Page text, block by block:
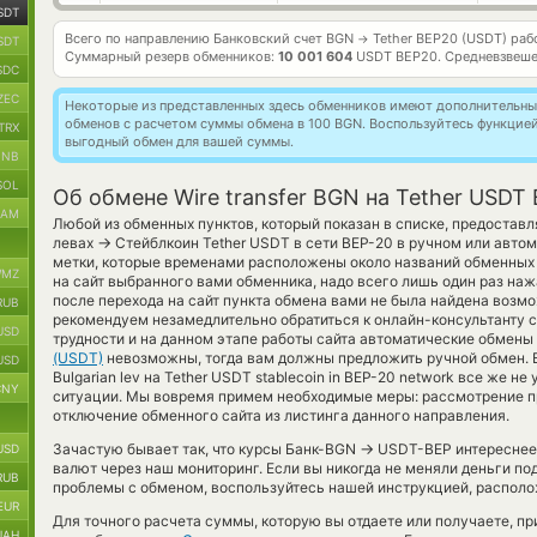
Всего по направлению Банковский счет BGN → Tether BEP20 (USDT)
Суммарный резерв обменников: 10 001 604 USDT BEP20.
Некоторые из представленных здесь обменников имеют
обменов с расчетом суммы обмена в 100 BGN. Воспользуйтесь
выгодный обмен для вашей суммы.
Об обмене Wire transfer BGN на Tether USDT
Любой из обменных пунктов, который показан в списке,
левах → Стейблкоин Tether USDT в сети BEP-20 в ручном или
метки, которые временами расположены около названий
на сайт выбранного вами обменника, надо всего лишь один раз
после перехода на сайт пункта обмена вами не была найдена
рекомендуем незамедлительно обратиться к онлайн-
трудности и на данном этапе работы сайта автоматические обмены
(USDT) невозможны, тогда вам должны предложить ручной обмен.
Bulgarian lev на Tether USDT stablecoin in BEP-20 network все же не
ситуации. Мы вовремя примем необходимые меры: рассмотрение
отключение обменного сайта из листинга данного направления.
Зачастую бывает так, что курсы Банк-BGN → USDT-BEP
валют через наш мониторинг. Если вы никогда не меняли деньги
проблемы с обменом, воспользуйтесь нашей инструкцией,
Для точного расчета суммы, которую вы отдаете или получаете,